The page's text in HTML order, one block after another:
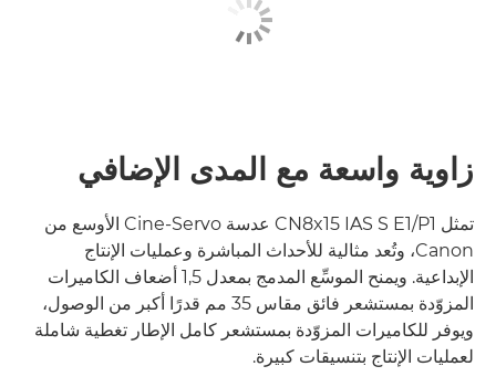
زاوية واسعة مع المدى الإضافي
تمثل CN8x15 IAS S E1/P1 عدسة Cine-Servo الأوسع من
Canon، وتُعد مثالية للأحداث المباشرة وعمليات الإنتاج
الإبداعية. ويمنح الموسِّع المدمج بمعدل 1,5 أضعاف الكاميرات
المزوّدة بمستشعر فائق مقاس 35 مم قدرًا أكبر من الوصول،
ويوفر للكاميرات المزوّدة بمستشعر كامل الإطار تغطية شاملة
لعمليات الإنتاج بتنسيقات كبيرة.